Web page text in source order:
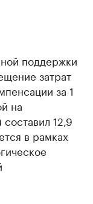
поддержки
затрат
за 1
на
12,9
в рамках